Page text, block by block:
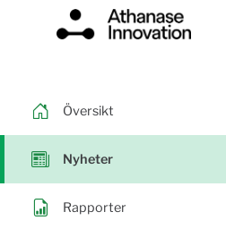
Översikt
Nyheter
Rapporter